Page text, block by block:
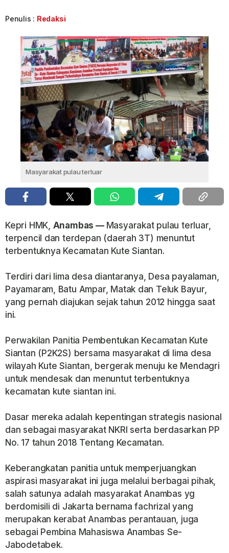
Penulis : Redaksi
Masyarakat pulau terluar
Kepri HMK, Anambas — Masyarakat pulau terluar,
terpencil dan terdepan (daerah 3T) menuntut
terbentuknya Kecamatan Kute Siantan.
Terdiri dari lima desa diantaranya, Desa payalaman,
Payamaram, Batu Ampar, Matak dan Teluk Bayur,
yang pernah diajukan sejak tahun 2012 hingga saat
ini.
Perwakilan Panitia Pembentukan Kecamatan Kute
Siantan (P2K2S) bersama masyarakat di lima desa
wilayah Kute Siantan, bergerak menuju ke Mendagri
untuk mendesak dan menuntut terbentuknya
kecamatan kute siantan ini.
Dasar mereka adalah kepentingan strategis nasional
dan sebagai masyarakat NKRI serta berdasarkan PP
No. 17 tahun 2018 Tentang Kecamatan.
Keberangkatan panitia untuk memperjuangkan
aspirasi masyarakat ini juga melalui berbagai pihak,
salah satunya adalah masyarakat Anambas yg
berdomisili di Jakarta bernama fachrizal yang
merupakan kerabat Anambas perantauan, juga
sebagai Pembina Mahasiswa Anambas Se-
Jabodetabek.